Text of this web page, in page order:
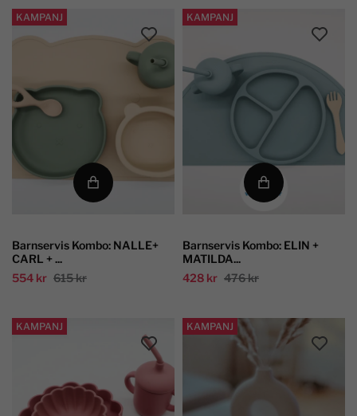
KAMPANJ
Barnservis Kombo: NALLE+
CARL + ...
554 kr 615 kr
KAMPANJ
Barnservis Kombo: ELIN +
MATILDA...
428 kr 476 kr
KAMPANJ KAMPANJ